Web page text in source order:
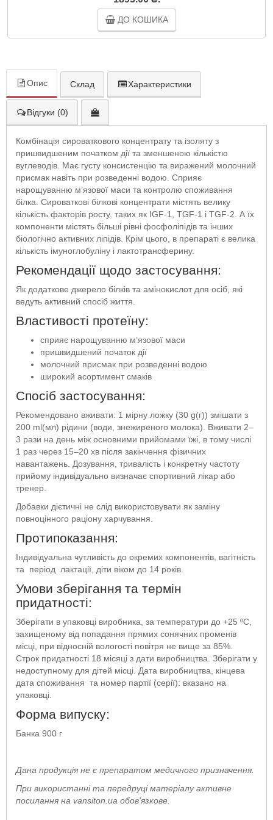
ДО КОШИКА
Опис Склад Характеристики
Відгуки (0)
Комбінація сироваткового концентрату та ізоляту з
пришвидшеним початком дії та зменшеною кількістю
вуглеводів. Має густу консистенцію та виражений молочний
присмак навіть при розведенні водою. Сприяє
нарощуванню м’язової маси та контролю споживання
білка. Сироваткові білкові концентрати містять велику
кількість факторів росту, таких як IGF-1, TGF-1 і TGF-2. А їх
компоненти містять більші рівні фосфоліпідів та інших
біологічно активних ліпідів. Крім цього, в препараті є велика
кількість імуноглобуліну і лактотрансферину.
Рекомендації щодо застосування:
Як додаткове джерело білків та амінокислот для осіб, які
ведуть активний спосіб життя.
Властивості протеїну:
сприяє нарощуванню м’язової маси
пришвидшений початок дії
молочний присмак при розведенні водою
широкий асортимент смаків
Спосіб застосування:
Рекомендовано вживати: 1 мірну ложку (30 g(г)) змішати з
200 ml(мл) рідини (води, знежиреного молока). Вживати 2–
3 рази на день між основними прийомами їжі, в тому числі
1 раз через 15–20 хв після закінчення фізичних
навантажень. Дозування, тривалість і конкретну частоту
прийому індивідуально визначає спортивний лікар або
тренер.
Добавки дієтичні не слід використовувати як заміну
повноцінного раціону харчування.
Протипоказання:
Індивідуальна чутливість до окремих компонентів, вагітність
та період лактації, діти віком до 14 років.
Умови зберігання та термін
придатності:
Зберігати в упаковці виробника, за температури до +25 ºС,
захищеному від попадання прямих сонячних променів
місці, при відносній вологості повітря не вище за 85%.
Строк придатності 18 місяці з дати виробництва. Зберігати у
недоступному для дітей місці. Дата виробництва, кінцева
дата споживання та номер партії (серії): вказано на
упаковці.
Форма випуску:
Банка 900 г
Дана продукція не є препаратом медичного призначення.
При використанні та передруці матеріалу активне
посилання на vansiton.ua обов'язкове.